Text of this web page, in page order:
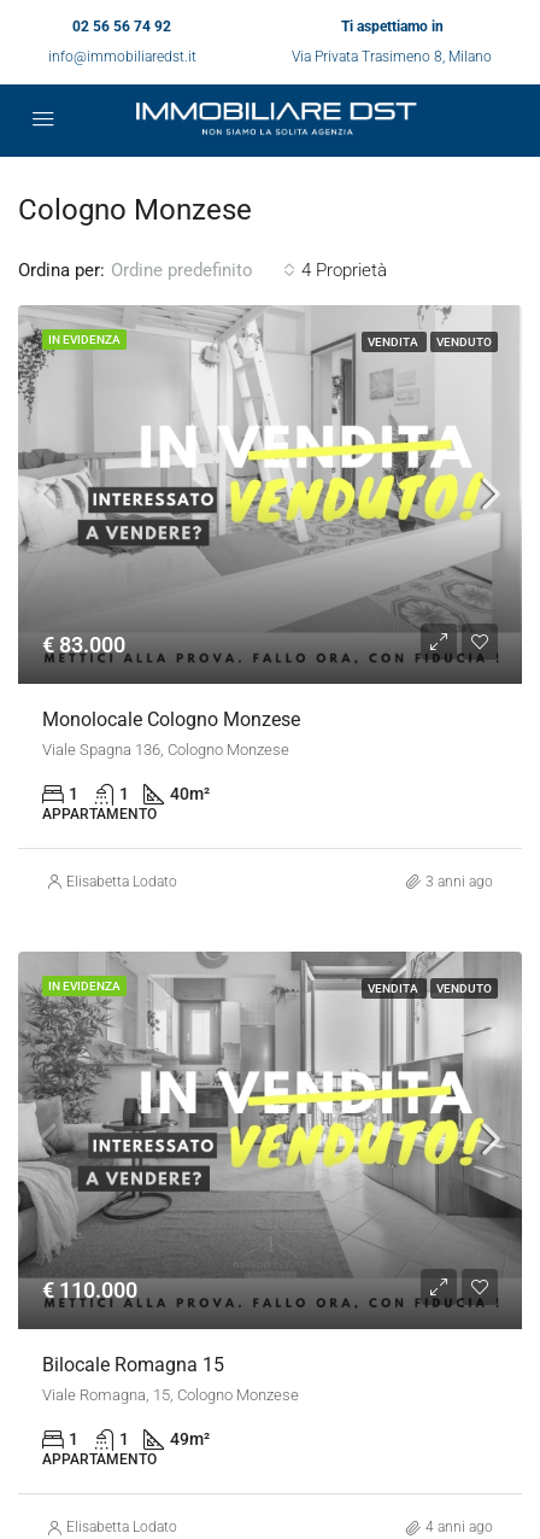
02 56 56 74 92
info@immobiliaredst.it
Ti aspettiamo in
Via Privata Trasimeno 8, Milano
Cologno Monzese
4 Proprietà
Ordina per: Ordine predefinito
IN EVIDENZA VENDITA VENDUTO
€ 83.000
Monolocale Cologno Monzese
Viale Spagna 136, Cologno Monzese
1 1 40m²
APPARTAMENTO
Elisabetta Lodato 3 anni ago
IN EVIDENZA VENDITA VENDUTO
€ 110.000
Bilocale Romagna 15
Viale Romagna, 15, Cologno Monzese
1 1 49m²
APPARTAMENTO
Elisabetta Lodato 4 anni ago